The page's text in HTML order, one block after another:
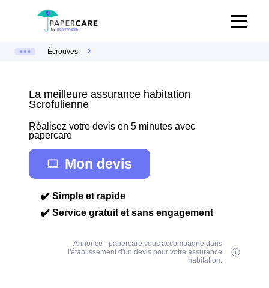
Écrouves
La meilleure assurance habitation
Scrofulienne
Réalisez votre devis en 5 minutes avec
papercare
Mon devis
✔️ Simple et rapide
✔️ Service gratuit et sans engagement
Annonce - papercare vous accompagne dans
l'établissement d'un devis pour votre assurance
habitation.